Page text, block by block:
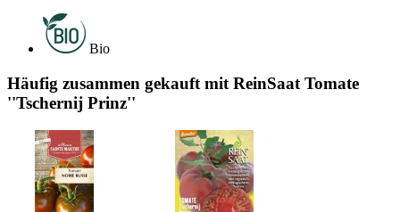
Bio
Häufig zusammen gekauft mit ReinSaat Tomate
''Tschernij Prinz''